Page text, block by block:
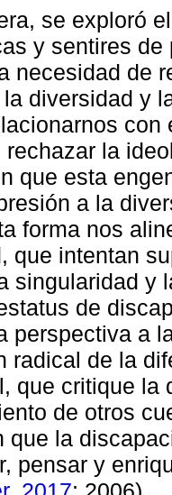
se exploró
y sentires
necesidad de
diversidad y
rechazar la
que esta
a la
forma nos
que intentan
singularidad y
de
perspectiva a
radical de la
que critique la
de otros
que la
pensar y